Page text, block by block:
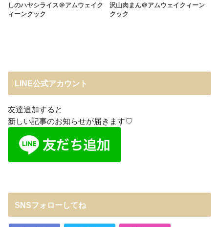
しのハヤシライス＠アムウェイク
ィーンクック
沢山肉まん＠アムウェイクィーン
クック
LINE公式アカウント
友達追加すると
新しい記事のお知らせが届きます♡
SNSフォローしてね